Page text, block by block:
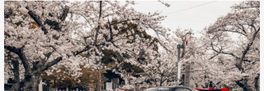
LB-
Super
Silhouette
MAZDA
FD3S
RX-
7